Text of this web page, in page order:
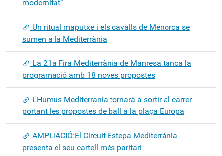
modernitat”
Un ritual maputxe i els cavalls de Menorca se
sumen a la Mediterrània
La 21a Fira Mediterrània de Manresa tanca la
programació amb 18 noves propostes
L'Humus Mediterrania tornarà a sortir al carrer
portant les propostes de ball a la plaça Europa
AMPLIACIÓ:El Circuit Estepa Mediterrània
presenta el seu cartell més paritari